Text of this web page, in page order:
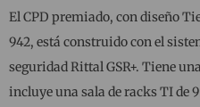
El CPD premiado, con diseño
942, está construido con el
seguridad Rittal GSR+. Tiene
incluye una sala de racks TI de